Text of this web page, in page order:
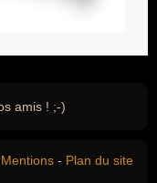
amis ! ;-)
Mentions - Plan du site